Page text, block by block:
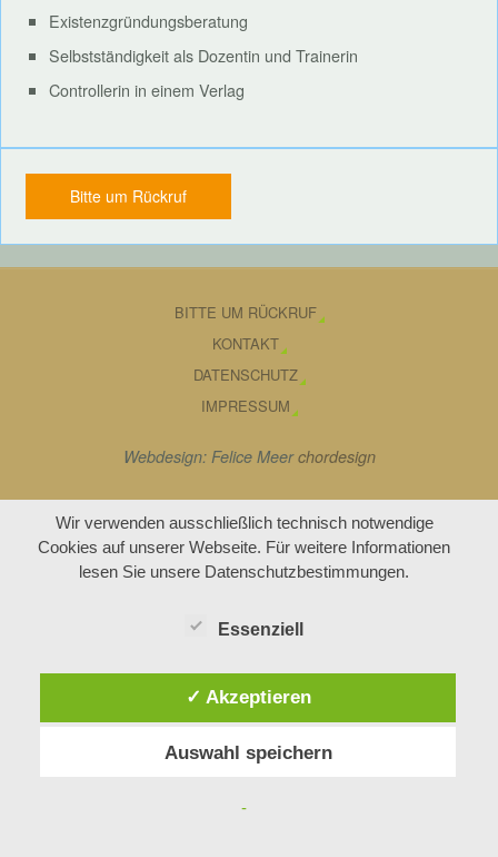
Existenzgründungsberatung
Selbstständigkeit als Dozentin und Trainerin
Controllerin in einem Verlag
Bitte um Rückruf
BITTE UM RÜCKRUF
KONTAKT
DATENSCHUTZ
IMPRESSUM
Webdesign: Felice Meerchordesign
Wir verwenden ausschließlich technisch notwendige
Cookies auf unserer Webseite. Für weitere Informationen
lesen Sie unsere Datenschutzbestimmungen.
Essenziell
✓ Akzeptieren
Auswahl speichern
-